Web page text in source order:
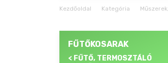
Kezdőoldal Kategória
FŰTŐKOSARAK
< FŰTŐ, TERMOSZTÁLÓ